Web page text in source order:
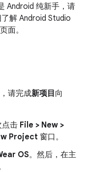
Android 纯新手，请
解 Android Studio
页面。
请完成新项目 向
点击 File > New >
Project 窗口。
OS。然后，在主